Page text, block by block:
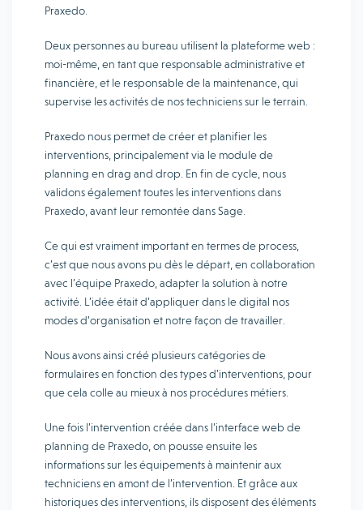
Praxedo.
Deux personnes au bureau utilisent la plateforme web :
moi-même, en tant que responsable administrative et
financière, et le responsable de la maintenance, qui
supervise les activités de nos techniciens sur le terrain.
Praxedo nous permet de créer et planifier les
interventions, principalement via le module de
planning en drag and drop. En fin de cycle, nous
validons également toutes les interventions dans
Praxedo, avant leur remontée dans Sage.
Ce qui est vraiment important en termes de process,
c’est que nous avons pu dès le départ, en collaboration
avec l’équipe Praxedo, adapter la solution à notre
activité. L’idée était d’appliquer dans le digital nos
modes d’organisation et notre façon de travailler.
Nous avons ainsi créé plusieurs catégories de
formulaires en fonction des types d’interventions, pour
que cela colle au mieux à nos procédures métiers.
Une fois l’intervention créée dans l’interface web de
planning de Praxedo, on pousse ensuite les
informations sur les équipements à maintenir aux
techniciens en amont de l’intervention. Et grâce aux
historiques des interventions, ils disposent des éléments